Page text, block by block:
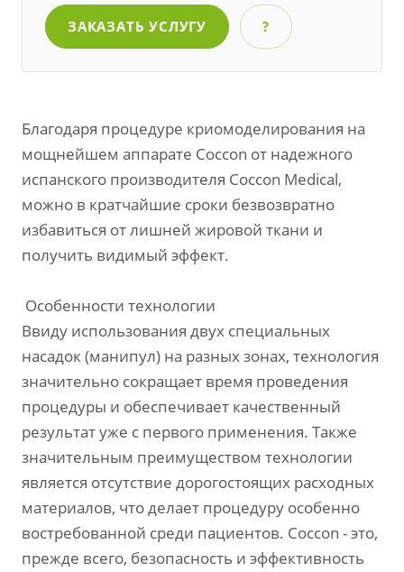
ЗАКАЗАТЬ УСЛУГУ ?
Благодаря процедуре криомоделирования на
мощнейшем аппарате Coccon от надежного
испанского производителя Cocсon Medical,
можно в кратчайшие сроки безвозвратно
избавиться от лишней жировой ткани и
получить видимый эффект.
Особенности технологии
Ввиду использования двух специальных
насадок (манипул) на разных зонах, технология
значительно сокращает время проведения
процедуры и обеспечивает качественный
результат уже с первого применения. Также
значительным преимуществом технологии
является отсутствие дорогостоящих расходных
материалов, что делает процедуру особенно
востребованной среди пациентов. Coccon - это,
прежде всего, безопасность и эффективность